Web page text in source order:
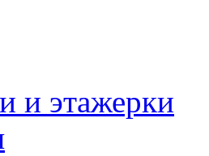
и этажерки